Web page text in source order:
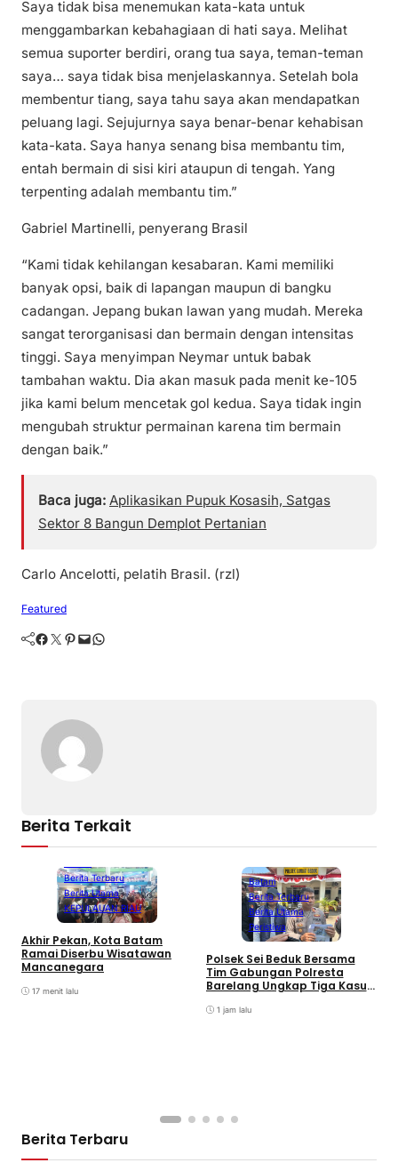
Saya tidak bisa menemukan kata-kata untuk
menggambarkan kebahagiaan di hati saya. Melihat
semua suporter berdiri, orang tua saya, teman-teman
saya… saya tidak bisa menjelaskannya. Setelah bola
membentur tiang, saya tahu saya akan mendapatkan
peluang lagi. Sejujurnya saya benar-benar kehabisan
kata-kata. Saya hanya senang bisa membantu tim,
entah bermain di sisi kiri ataupun di tengah. Yang
terpenting adalah membantu tim.”
Gabriel Martinelli, penyerang Brasil
“Kami tidak kehilangan kesabaran. Kami memiliki
banyak opsi, baik di lapangan maupun di bangku
cadangan. Jepang bukan lawan yang mudah. Mereka
sangat terorganisasi dan bermain dengan intensitas
tinggi. Saya menyimpan Neymar untuk babak
tambahan waktu. Dia akan masuk pada menit ke-105
jika kami belum mencetak gol kedua. Saya tidak ingin
mengubah struktur permainan karena tim bermain
dengan baik.”
Baca juga: Aplikasikan Pupuk Kosasih, Satgas
Sektor 8 Bangun Demplot Pertanian
Carlo Ancelotti, pelatih Brasil. (rzl)
Featured
Facebook Twitter Pinterest Mail WhatsApp
Berita Terkait
Berita Terbaru
Berita Utama
KEPULAUAN RIAU
Akhir Pekan, Kota Batam
Ramai Diserbu Wisatawan
Mancanegara
17 menit lalu
Batam
Berita Terbaru
Berita Utama
Peristiwa
Polsek Sei Beduk Bersama
Tim Gabungan Polresta
Barelang Ungkap Tiga Kasus
1 jam lalu
Berita Terbaru